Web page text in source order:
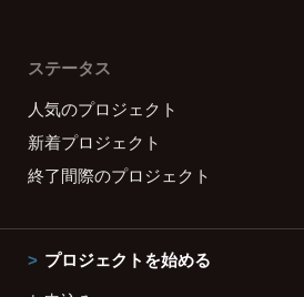
ステータス
人気のプロジェクト
新着プロジェクト
終了間際のプロジェクト
プロジェクトを始める